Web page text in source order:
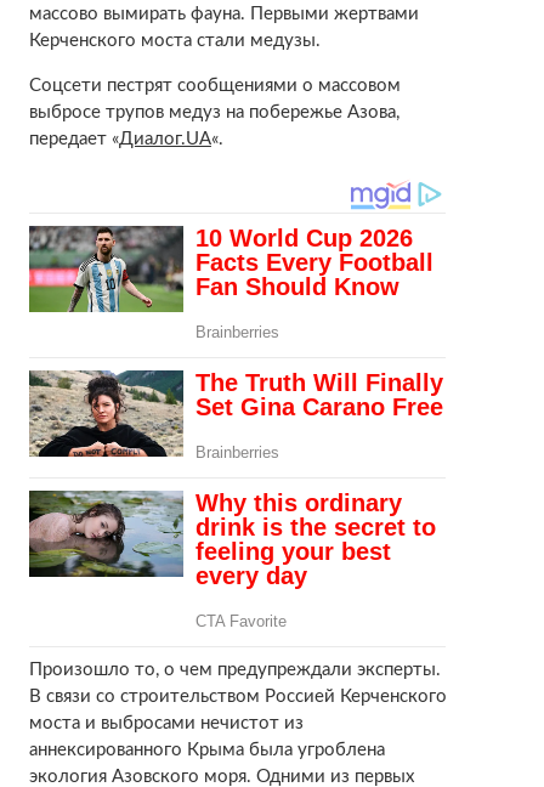
массово вымирать фауна. Первыми жертвами
Керченского моста стали медузы.
Соцсети пестрят сообщениями о массовом
выбросе трупов медуз на побережье Азова,
передает «Диалог.UA«.
Произошло то, о чем предупреждали эксперты.
В связи со строительством Россией Керченского
моста и выбросами нечистот из
аннексированного Крыма была угроблена
экология Азовского моря. Одними из первых